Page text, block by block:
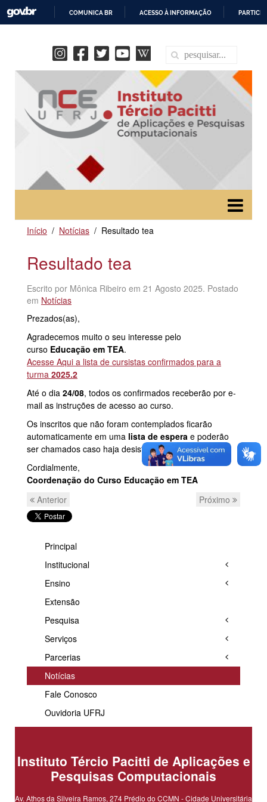
COMUNICA BR ACESSO À INFORMAÇÃO
Início Notícias Resultado tea
Resultado tea
Escrito por Mônica Ribeiro em 21 Agosto 2025. Postado
em Notícias
Prezados(as),
Agradecemos muito o seu interesse pelo
curso Educação em TEA.
Acesse Aqui a lista de cursistas confirmados para a
turma 2025.2
Até o dia 24/08, todos os confirmados receberão por e-
mail as instruções de acesso ao curso.
Os inscritos que não foram contemplados ficarão
automaticamente em uma lista de espera e poderão
ser chamados caso haja desistências.
Cordialmente,
Coordenação do Curso Educação em TEA
Anterior
Próximo
Principal
Institucional
Ensino
Extensão
Pesquisa
Serviços
Parcerias
Notícias
Fale Conosco
Ouvidoria UFRJ
Instituto Tércio Pacitti de Aplicações e
Pesquisas Computacionais
Av. Athos da Silveira Ramos, 274 Prédio do CCMN - Cidade Universitária